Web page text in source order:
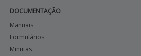
DOCUMENTAÇÃO
Manuais
Formulários
Minutas